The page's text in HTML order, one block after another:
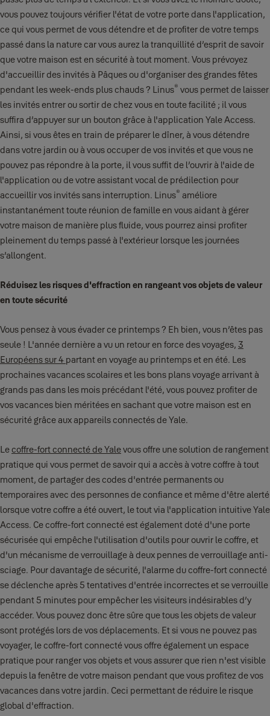
vous pouvez toujours vérifier l'état de votre porte dans l'application,
ce qui vous permet de vous détendre et de profiter de votre temps
passé dans la nature car vous aurez la tranquillité d’esprit de savoir
que votre maison est en sécurité à tout moment. Vous prévoyez
d'accueillir des invités à Pâques ou d'organiser des grandes fêtes
pendant les week-ends plus chauds ? Linus® vous permet de laisser
les invités entrer ou sortir de chez vous en toute facilité ; il vous
suffira d’appuyer sur un bouton grâce à l'application Yale Access.
Ainsi, si vous êtes en train de préparer le dîner, à vous détendre
dans votre jardin ou à vous occuper de vos invités et que vous ne
pouvez pas répondre à la porte, il vous suffit de l’ouvrir à l'aide de
l'application ou de votre assistant vocal de prédilection pour
accueillir vos invités sans interruption. Linus® améliore
instantanément toute réunion de famille en vous aidant à gérer
votre maison de manière plus fluide, vous pourrez ainsi profiter
pleinement du temps passé à l'extérieur lorsque les journées
s’allongent.
Réduisez les risques d'effraction en rangeant vos objets de valeur
en toute sécurité
Vous pensez à vous évader ce printemps ? Eh bien, vous n’êtes pas
seule ! L'année dernière a vu un retour en force des voyages, 3
Européens sur 4 partant en voyage au printemps et en été. Les
prochaines vacances scolaires et les bons plans voyage arrivant à
grands pas dans les mois précédant l'été, vous pouvez profiter de
vos vacances bien méritées en sachant que votre maison est en
sécurité grâce aux appareils connectés de Yale.
Lecoffre-fort connecté de Yalevous offre une solution de rangement
pratique qui vous permet de savoir qui a accès à votre coffre à tout
moment, de partager des codes d'entrée permanents ou
temporaires avec des personnes de confiance et même d'être alerté
lorsque votre coffre a été ouvert, le tout via l'application intuitive Yale
Access. Ce coffre-fort connecté est également doté d'une porte
sécurisée qui empêche l'utilisation d'outils pour ouvrir le coffre, et
d'un mécanisme de verrouillage à deux pennes de verrouillage anti-
sciage. Pour davantage de sécurité, l'alarme du coffre-fort connecté
se déclenche après 5 tentatives d'entrée incorrectes et se verrouille
pendant 5 minutes pour empêcher les visiteurs indésirables d’y
accéder. Vous pouvez donc être sûre que tous les objets de valeur
sont protégés lors de vos déplacements. Et si vous ne pouvez pas
voyager, le coffre-fort connecté vous offre également un espace
pratique pour ranger vos objets et vous assurer que rien n'est visible
depuis la fenêtre de votre maison pendant que vous profitez de vos
vacances dans votre jardin. Ceci permettant de réduire le risque
global d'effraction.